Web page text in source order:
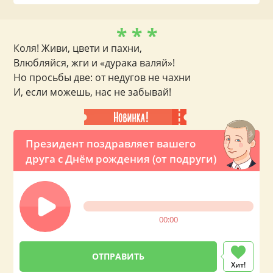
Президент поздравляет вашего
друга с Днём рождения (от подруги)
00:00
Хит!
* * *
Коля! Живи, цвети и пахни,
Влюбляйся, жги и «дурака валяй»!
Но просьбы две: от недугов не чахни
И, если можешь, нас не забывай!